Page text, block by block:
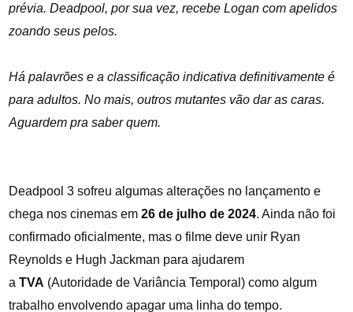
prévia. Deadpool, por sua vez, recebe Logan com apelidos
zoando seus pelos.
Há palavrões e a classificação indicativa definitivamente é
para adultos. No mais, outros mutantes vão dar as caras.
Aguardem pra saber quem.
Deadpool 3 sofreu algumas alterações no lançamento e
chega nos cinemas em26 de julho de 2024. Ainda não foi
confirmado oficialmente, mas o filme deve unir Ryan
Reynolds e Hugh Jackman para ajudarem
aTVA (Autoridade de Variância Temporal) como algum
trabalho envolvendo apagar uma linha do tempo.